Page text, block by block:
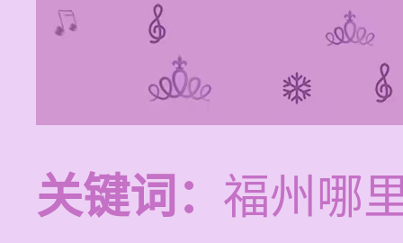
关键词： 福州哪